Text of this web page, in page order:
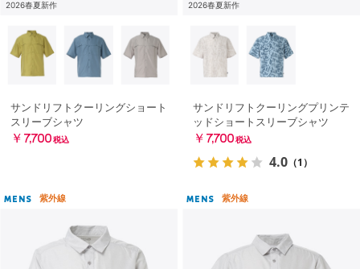
2026春夏新作
サンドリフトクーリングショート
スリーブシャツ
￥7,700 税込
2026春夏新作
サンドリフトクーリングプリンテ
ッドショートスリーブシャツ
￥7,700 税込
4.0 （1）
MENS 紫外線 MENS 紫外線